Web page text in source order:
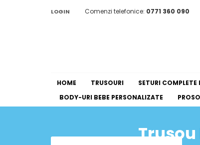
LOGIN Comenzi telefonice: 0771 360 090
HOME TRUSOURI SETURI COMPLETE
BODY-URI BEBE PERSONALIZATE
Trusou